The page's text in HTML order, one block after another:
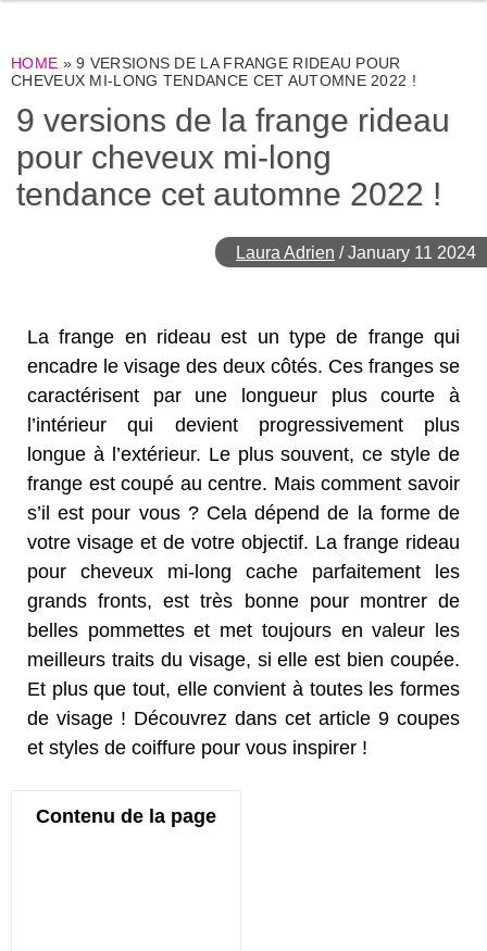
HOME »9 VERSIONS DE LA FRANGE RIDEAU POUR
CHEVEUX MI-LONG TENDANCE CET AUTOMNE 2022 !
9 versions de la frange rideau
pour cheveux mi-long
tendance cet automne 2022 !
Laura Adrien /January 11 2024
La frange en rideau est un type de frange qui
encadre le visage des deux côtés. Ces franges se
caractérisent par une longueur plus courte à
l’intérieur qui devient progressivement plus
longue à l’extérieur. Le plus souvent, ce style de
frange est coupé au centre. Mais comment savoir
s’il est pour vous ? Cela dépend de la forme de
votre visage et de votre objectif. La frange rideau
pour cheveux mi-long cache parfaitement les
grands fronts, est très bonne pour montrer de
belles pommettes et met toujours en valeur les
meilleurs traits du visage, si elle est bien coupée.
Et plus que tout, elle convient à toutes les formes
de visage ! Découvrez dans cet article 9 coupes
et styles de coiffure pour vous inspirer !
Contenu de la page